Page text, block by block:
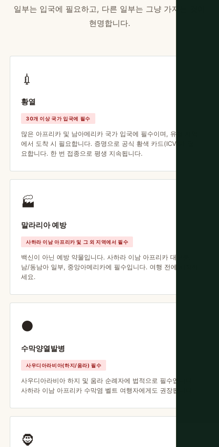
일부는 입국에 필요하고, 다른 일부는 그냥 가지는 것이
현명합니다.
💉
황열
30개 이상 국가 입국에 필수
많은 아프리카 및 남아메리카 국가 입국에 필수이며, 유행 지역
에서 도착 시 필요합니다. 증명으로 공식 황색 카드(ICV)가 필
요합니다. 한 번 접종으로 평생 지속됩니다.
🏭
말라리아 예방
사하라 이남 아프리카 및 그 외 지역에서 필수
백신이 아닌 예방 약물입니다. 사하라 이남 아프리카 대부분,
남/동남아 일부, 중앙아메리카에 필수입니다. 여행 전에 시작하
세요.
⚫
수막양열발병
사우디아라비아(하지/움라) 필수
사우디아라비아 하지 및 움라 순례자에 법적으로 필수입니다.
사하라 이남 아프리카 수막염 벨트 여행자에게도 권장됩니다.
🧔